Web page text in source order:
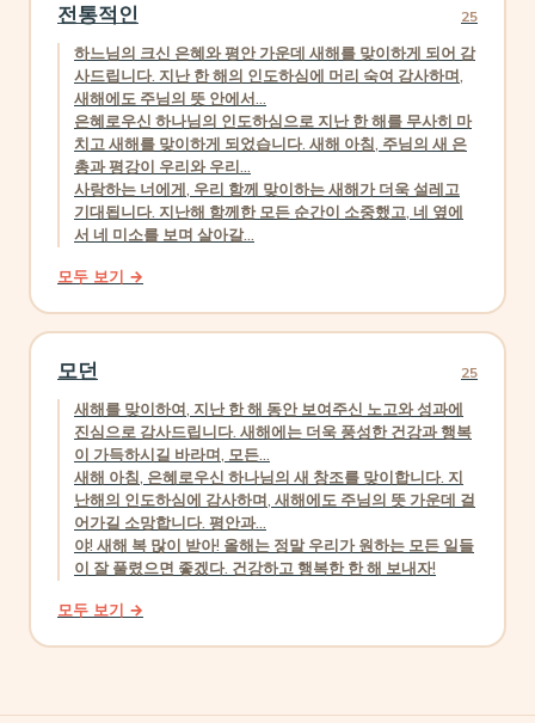
전통적인 25
하느님의 크신 은혜와 평안 가운데 새해를 맞이하게 되어 감
사드립니다. 지난 한 해의 인도하심에 머리 숙여 감사하며,
새해에도 주님의 뜻 안에서...
은혜로우신 하나님의 인도하심으로 지난 한 해를 무사히 마
치고 새해를 맞이하게 되었습니다. 새해 아침, 주님의 새 은
총과 평강이 우리와 우리...
사랑하는 너에게, 우리 함께 맞이하는 새해가 더욱 설레고
기대됩니다. 지난해 함께한 모든 순간이 소중했고, 네 옆에
서 네 미소를 보며 살아갈...
모두 보기 →
모던 25
새해를 맞이하여, 지난 한 해 동안 보여주신 노고와 성과에
진심으로 감사드립니다. 새해에는 더욱 풍성한 건강과 행복
이 가득하시길 바라며, 모든...
새해 아침, 은혜로우신 하나님의 새 창조를 맞이합니다. 지
난해의 인도하심에 감사하며, 새해에도 주님의 뜻 가운데 걸
어가길 소망합니다. 평안과...
야! 새해 복 많이 받아! 올해는 정말 우리가 원하는 모든 일들
이 잘 풀렸으면 좋겠다. 건강하고 행복한 한 해 보내자!
모두 보기 →